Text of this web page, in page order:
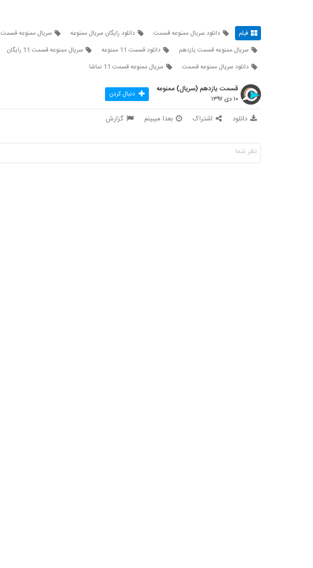
فیلم دانلود سریال ممنوعه قسمت دانلود رایگان سریال ممنوعه
سریال ممنوعه قسمت 11 کامل
سریال ممنوعه قسمت یازدهم
دانلود قسمت 11 ممنوعه سریال ممنوعه قسمت 11 رایگان
دانلود سریال ممنوعه قسمت
سریال ممنوعه قسمت 11 نماشا
قسمت یازدهم (سریال) ممنوعه
۱۰ دی ۱۳۹۷ دنبال کردن
دانلود اشتراک بعدا میبینم گزارش